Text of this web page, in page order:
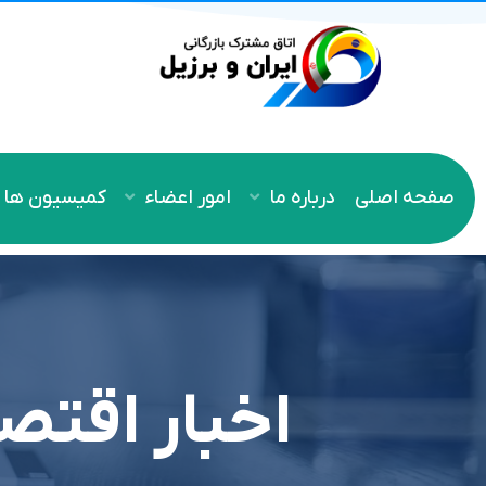
صفحه اصلی درباره ما امور اعضاء کمیسیون ها
اخبار